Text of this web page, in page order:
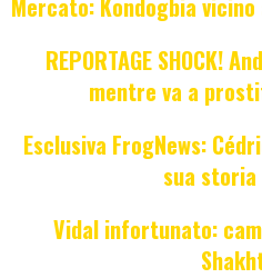
REPORTAGE SHOCK!
mentre va a
Esclusiva FrogNews:
sua
Vidal infortunato: